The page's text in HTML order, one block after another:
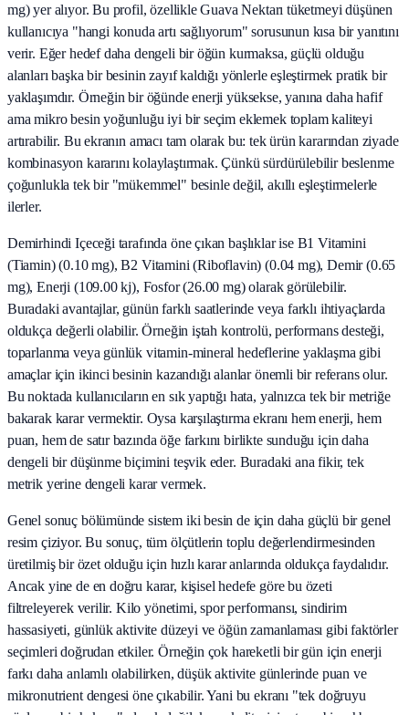
mg) yer alıyor. Bu profil, özellikle Guava Nektarı tüketmeyi düşünen
kullanıcıya "hangi konuda artı sağlıyorum" sorusunun kısa bir yanıtını
verir. Eğer hedef daha dengeli bir öğün kurmaksa, güçlü olduğu
alanları başka bir besinin zayıf kaldığı yönlerle eşleştirmek pratik bir
yaklaşımdır. Örneğin bir öğünde enerji yüksekse, yanına daha hafif
ama mikro besin yoğunluğu iyi bir seçim eklemek toplam kaliteyi
artırabilir. Bu ekranın amacı tam olarak bu: tek ürün kararından ziyade
kombinasyon kararını kolaylaştırmak. Çünkü sürdürülebilir beslenme
çoğunlukla tek bir "mükemmel" besinle değil, akıllı eşleştirmelerle
ilerler.
Demirhindi Içeceği tarafında öne çıkan başlıklar ise B1 Vitamini
(Tiamin) (0.10 mg), B2 Vitamini (Riboflavin) (0.04 mg), Demir (0.65
mg), Enerji (109.00 kj), Fosfor (26.00 mg) olarak görülebilir.
Buradaki avantajlar, günün farklı saatlerinde veya farklı ihtiyaçlarda
oldukça değerli olabilir. Örneğin iştah kontrolü, performans desteği,
toparlanma veya günlük vitamin-mineral hedeflerine yaklaşma gibi
amaçlar için ikinci besinin kazandığı alanlar önemli bir referans olur.
Bu noktada kullanıcıların en sık yaptığı hata, yalnızca tek bir metriğe
bakarak karar vermektir. Oysa karşılaştırma ekranı hem enerji, hem
puan, hem de satır bazında öğe farkını birlikte sunduğu için daha
dengeli bir düşünme biçimini teşvik eder. Buradaki ana fikir, tek
metrik yerine dengeli karar vermek.
Genel sonuç bölümünde sistem iki besin de için daha güçlü bir genel
resim çiziyor. Bu sonuç, tüm ölçütlerin toplu değerlendirmesinden
üretilmiş bir özet olduğu için hızlı karar anlarında oldukça faydalıdır.
Ancak yine de en doğru karar, kişisel hedefe göre bu özeti
filtreleyerek verilir. Kilo yönetimi, spor performansı, sindirim
hassasiyeti, günlük aktivite düzeyi ve öğün zamanlaması gibi faktörler
seçimleri doğrudan etkiler. Örneğin çok hareketli bir gün için enerji
farkı daha anlamlı olabilirken, düşük aktivite günlerinde puan ve
mikronutrient dengesi öne çıkabilir. Yani bu ekranı "tek doğruyu